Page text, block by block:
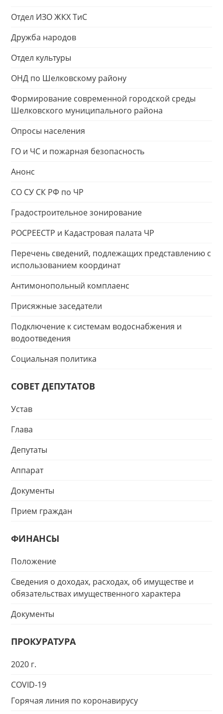
Отдел ИЗО ЖКХ ТиС
Дружба народов
Отдел культуры
ОНД по Шелковскому району
Формирование современной городской среды
Шелковского муниципального района
Опросы населения
ГО и ЧС и пожарная безопасность
Анонс
СО СУ СК РФ по ЧР
Градостроительное зонирование
РОСРЕЕСТР и Кадастровая палата ЧР
Перечень сведений, подлежащих представлению с
использованием координат
Антимонопольный комплаенс
Присяжные заседатели
Подключение к системам водоснабжения и
водоотведения
Социальная политика
СОВЕТ ДЕПУТАТОВ
Устав
Глава
Депутаты
Аппарат
Документы
Прием граждан
ФИНАНСЫ
Положение
Сведения о доходах, расходах, об имуществе и
обязательствах имущественного характера
Документы
ПРОКУРАТУРА
2020 г.
COVID-19
Горячая линия по коронавирусу